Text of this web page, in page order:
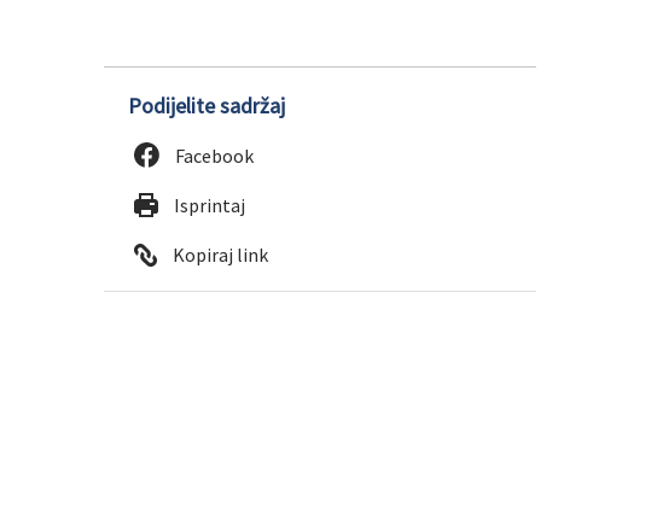
Podijelite sadržaj
Facebook
Isprintaj
Kopiraj link